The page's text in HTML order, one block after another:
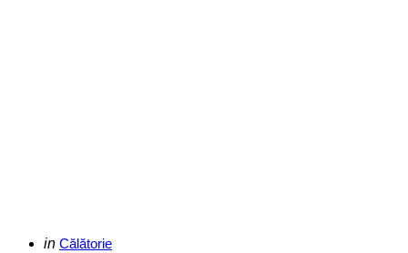
Categories
Posted
in Călătorie